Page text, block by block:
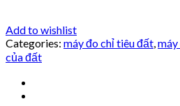
Add to wishlist
Categories: máy đo chỉ tiêu đất,
của đất